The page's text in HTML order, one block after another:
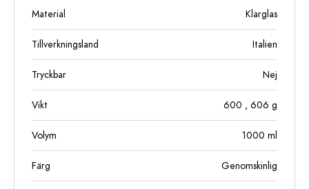
Material Klarglas
Tillverkningsland Italien
Tryckbar Nej
Vikt 600 , 606 g
Volym 1000 ml
Färg Genomskinlig